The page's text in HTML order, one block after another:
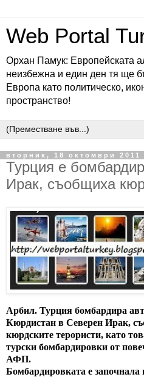
Web Portal
Орхан Памук: Eвропейската
неизбежна и един ден тя ще
Европа като политическо,
пространство!
вторник, 18 октомври 2011
Турция е
Ирак, съобщиха
Арбил. Турция бомбардира
Кюрдистан в Северен Ирак,
кюрдските терористи, като
турски бомбардировки от
АФП.
Бомбардировката е